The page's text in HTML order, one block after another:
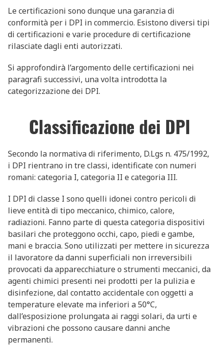
Le certificazioni sono dunque una garanzia di
conformità per i DPI in commercio. Esistono diversi tipi
di certificazioni e varie procedure di certificazione
rilasciate dagli enti autorizzati.
Si approfondirà l’argomento delle certificazioni nei
paragrafi successivi, una volta introdotta la
categorizzazione dei DPI.
Classificazione dei DPI
Secondo la normativa di riferimento, D.Lgs n. 475/1992,
i DPI rientrano in tre classi, identificate con numeri
romani: categoria I, categoria II e categoria III.
I DPI di classe I sono quelli idonei contro pericoli di
lieve entità di tipo meccanico, chimico, calore,
radiazioni. Fanno parte di questa categoria dispositivi
basilari che proteggono occhi, capo, piedi e gambe,
mani e braccia. Sono utilizzati per mettere in sicurezza
il lavoratore da danni superficiali non irreversibili
provocati da apparecchiature o strumenti meccanici, da
agenti chimici presenti nei prodotti per la pulizia e
disinfezione, dal contatto accidentale con oggetti a
temperature elevate ma inferiori a 50°C,
dall’esposizione prolungata ai raggi solari, da urti e
vibrazioni che possono causare danni anche
permanenti.